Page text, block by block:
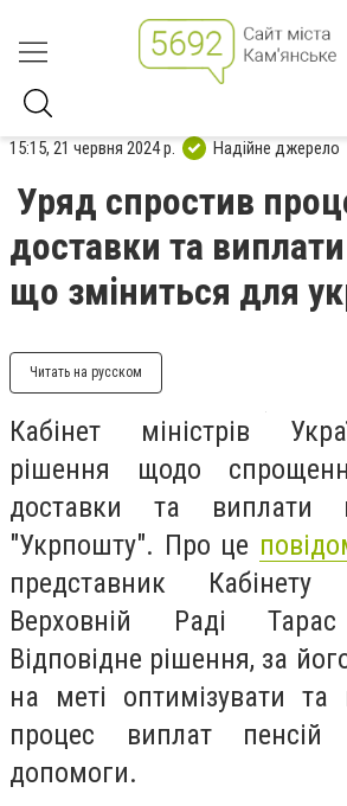
15:15, 21 червня 2024 р. Надійне джерело
Уряд спростив
доставки та
що зміниться для
Читать на русском
Кабінет міністрів
рішення щодо
доставки та виплати
"Укрпошту". Про це
представник
Верховній Раді
Відповідне рішення, за
на меті оптимізувати та
процес виплат пенсій
допомоги.